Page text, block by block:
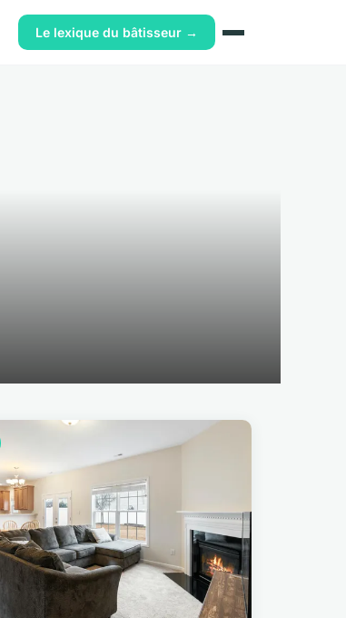
Le lexique du bâtisseur →